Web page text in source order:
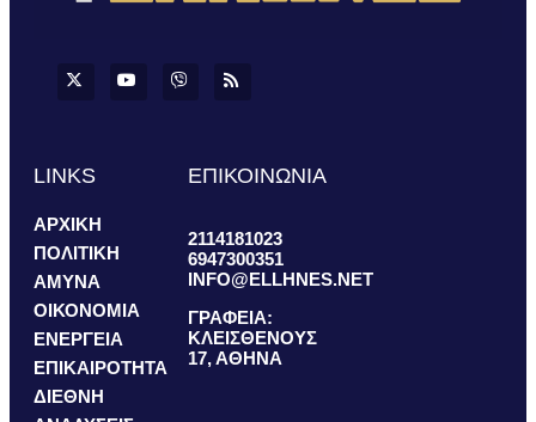
LINKS
ΑΡΧΙΚΗ
ΠΟΛΙΤΙΚΗ
ΑΜΥΝΑ
ΟΙΚΟΝΟΜΙΑ
ΕΝΕΡΓΕΙΑ
ΕΠΙΚΑΙΡΟΤΗΤΑ
ΔΙΕΘΝΗ
ΕΠΙΚΟΙΝΩΝΙΑ
2114181023
6947300351
INFO@ELLHNES.NET
ΓΡΑΦΕΙΑ:
ΚΛΕΙΣΘΕΝΟΥΣ
17, ΑΘΗΝΑ